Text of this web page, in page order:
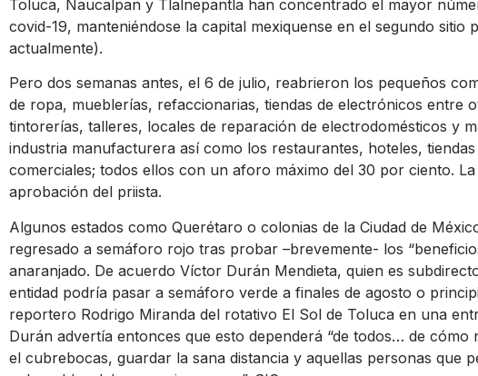
Toluca, Naucalpan y Tlalnepantla han concentrado el mayor
covid-19, manteniéndose la capital mexiquense en el segundo sitio
actualmente).
Pero dos semanas antes, el 6 de julio, reabrieron los pequeños
de ropa, mueblerías, refaccionarias, tiendas de electrónicos entre
tintorerías, talleres, locales de reparación de electrodomésticos y
industria manufacturera así como los restaurantes, hoteles,
comerciales; todos ellos con un aforo máximo del 30 por ciento.
aprobación del priista.
Algunos estados como Querétaro o colonias de la Ciudad de
regresado a semáforo rojo tras probar –brevemente- los
anaranjado. De acuerdo Víctor Durán Mendieta, quien es
entidad podría pasar a semáforo verde a finales de agosto o
reportero Rodrigo Miranda del rotativo El Sol de Toluca en una
Durán advertía entonces que esto dependerá “de todos… de cómo
el cubrebocas, guardar la sana distancia y aquellas personas que